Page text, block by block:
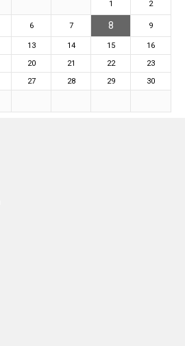
1 2
6 7 8 9
13 14 15
16
20 21 22
23
27 28 29 30